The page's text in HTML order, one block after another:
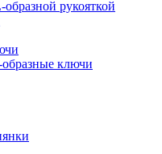
рукояткой
ключи